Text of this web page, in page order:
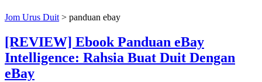
Jom Urus Duit > panduan ebay
[REVIEW] Ebook Panduan eBay
Intelligence: Rahsia Buat Duit Dengan
eBay